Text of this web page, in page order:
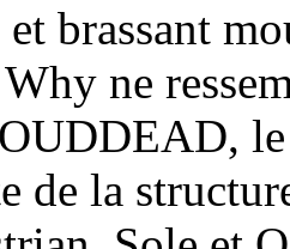
brassant
ne
de la